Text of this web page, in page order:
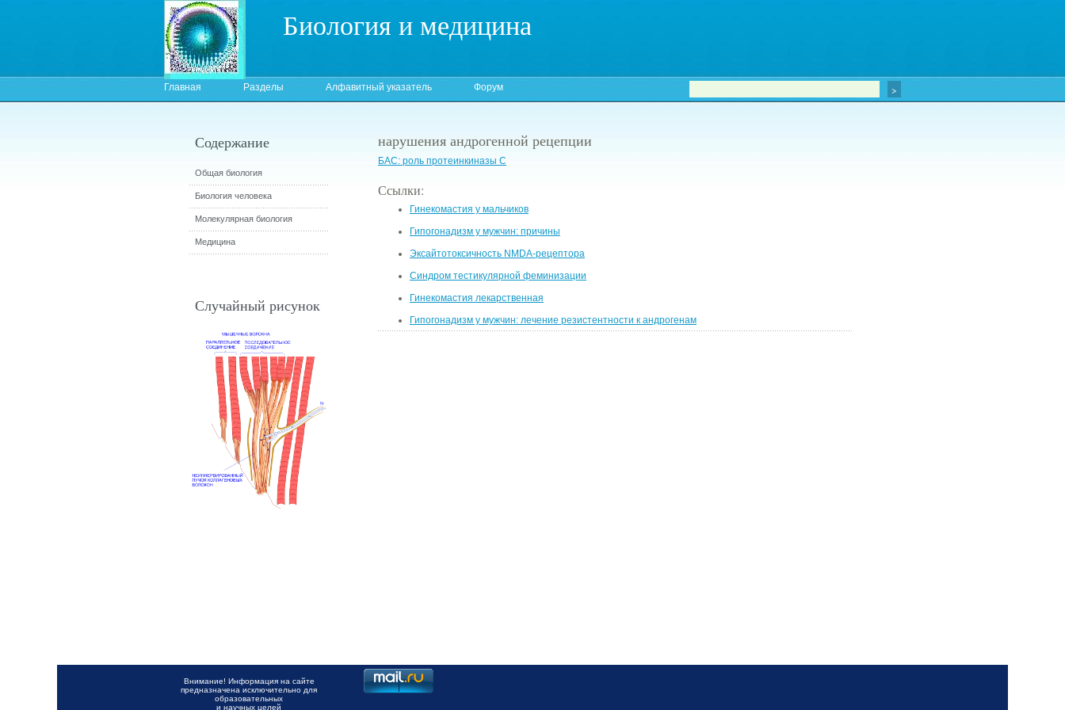
Биология и медицина
Главная Разделы Алфавитный указатель Форум
нарушения андрогенной рецепции
БАС: роль протеинкиназы С
Ссылки:
Гинекомастия у мальчиков
Гипогонадизм у мужчин: причины
Эксайтотоксичность NMDA-рецептора
Синдром тестикулярной феминизации
Гинекомастия лекарственная
Гипогонадизм у мужчин: лечение резистентности к андрогенам
Содержание
Общая биология
Биология человека
Молекулярная биология
Медицина
Случайный рисунок
Внимание! Информация на сайте
предназначена исключительно для
образовательных
и научных целей